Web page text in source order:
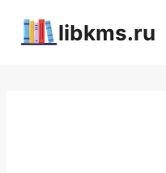
libkms.ru